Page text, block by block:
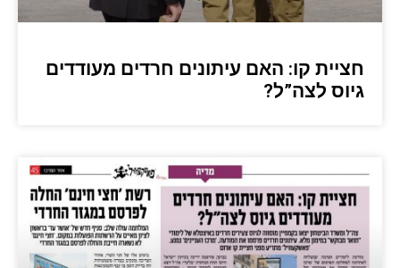
חציית קו: האם עיתונים חרדים מעודדים
גיוס לצה”ל?